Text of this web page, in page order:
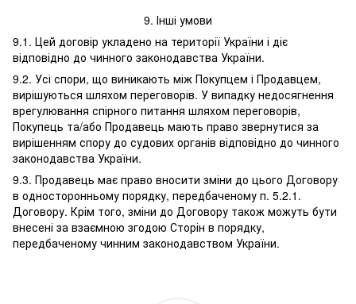
9. Інші умови
9.1. Цей договір укладено на території України і діє
відповідно до чинного законодавства України.
9.2. Усі спори, що виникають між Покупцем і Продавцем,
вирішуються шляхом переговорів. У випадку недосягнення
врегулювання спірного питання шляхом переговорів,
Покупець та/або Продавець мають право звернутися за
вирішенням спору до судових органів відповідно до чинного
законодавства України.
9.3. Продавець має право вносити зміни до цього Договору
в односторонньому порядку, передбаченому п. 5.2.1.
Договору. Крім того, зміни до Договору також можуть бути
внесені за взаємною згодою Сторін в порядку,
передбаченому чинним законодавством України.